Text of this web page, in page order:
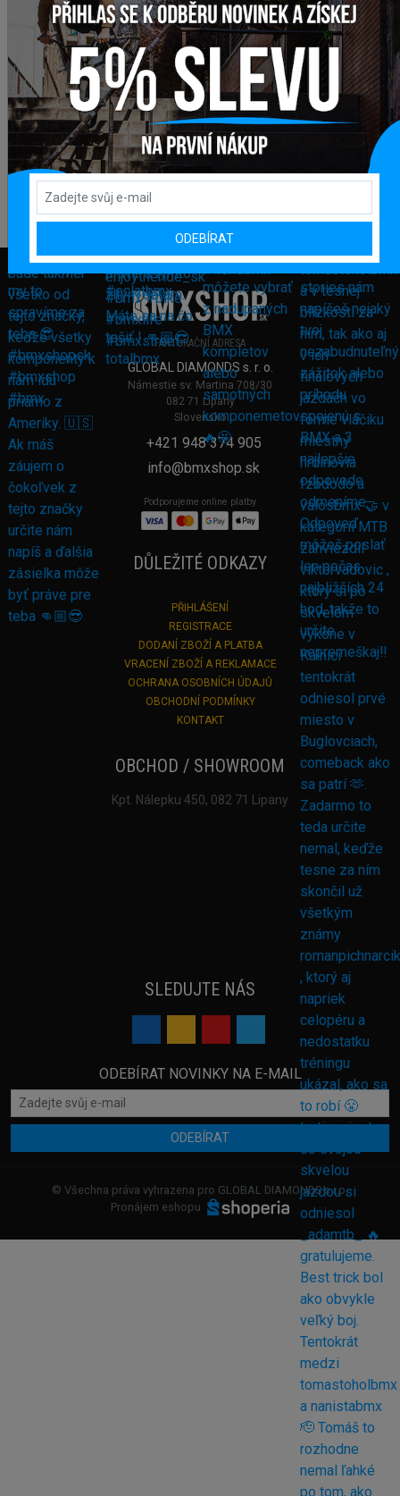
FAKTURAČNÍ ADRESA
GLOBAL DIAMONDS s. r. o.
Námestie sv. Martina 708/30
082 71 Lipany
Slovensko
+421 948 374 905
info@bmxshop.sk
Podporujeme online platby
DŮLEŽITÉ ODKAZY
PŘIHLÁŠENÍ
REGISTRACE
DODANÍ ZBOŽÍ A PLATBA
VRACENÍ ZBOŽÍ A REKLAMACE
OCHRANA OSOBNÍCH ÚDAJŮ
OBCHODNÍ PODMÍNKY
KONTAKT
OBCHOD / SHOWROOM
Kpt. Nálepku 450, 082 71 Lipany
SLEDUJTE NÁS
ODEBÍRAT NOVINKY NA E-MAIL
ODEBÍRAT
© Všechna práva vyhrazena pro GLOBAL DIAMONDS s.r.o.
Pronájem eshopu
ODEBÍRAT